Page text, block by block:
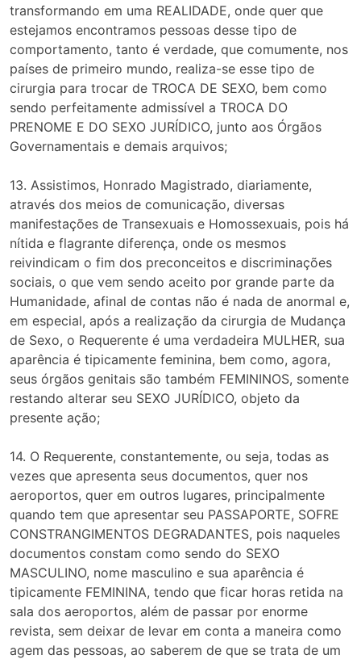
transformando em uma REALIDADE, onde quer que
estejamos encontramos pessoas desse tipo de
comportamento, tanto é verdade, que comumente, nos
países de primeiro mundo, realiza-se esse tipo de
cirurgia para trocar de TROCA DE SEXO, bem como
sendo perfeitamente admissível a TROCA DO
PRENOME E DO SEXO JURÍDICO, junto aos Órgãos
Governamentais e demais arquivos;
13. Assistimos, Honrado Magistrado, diariamente,
através dos meios de comunicação, diversas
manifestações de Transexuais e Homossexuais, pois há
nítida e flagrante diferença, onde os mesmos
reivindicam o fim dos preconceitos e discriminações
sociais, o que vem sendo aceito por grande parte da
Humanidade, afinal de contas não é nada de anormal e,
em especial, após a realização da cirurgia de Mudança
de Sexo, o Requerente é uma verdadeira MULHER, sua
aparência é tipicamente feminina, bem como, agora,
seus órgãos genitais são também FEMININOS, somente
restando alterar seu SEXO JURÍDICO, objeto da
presente ação;
14. O Requerente, constantemente, ou seja, todas as
vezes que apresenta seus documentos, quer nos
aeroportos, quer em outros lugares, principalmente
quando tem que apresentar seu PASSAPORTE, SOFRE
CONSTRANGIMENTOS DEGRADANTES, pois naqueles
documentos constam como sendo do SEXO
MASCULINO, nome masculino e sua aparência é
tipicamente FEMININA, tendo que ficar horas retida na
sala dos aeroportos, além de passar por enorme
revista, sem deixar de levar em conta a maneira como
agem das pessoas, ao saberem de que se trata de um